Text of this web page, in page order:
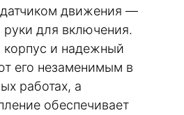
движения —
руки для включения.
и надежный
его незаменимым в
работах, а
обеспечивает